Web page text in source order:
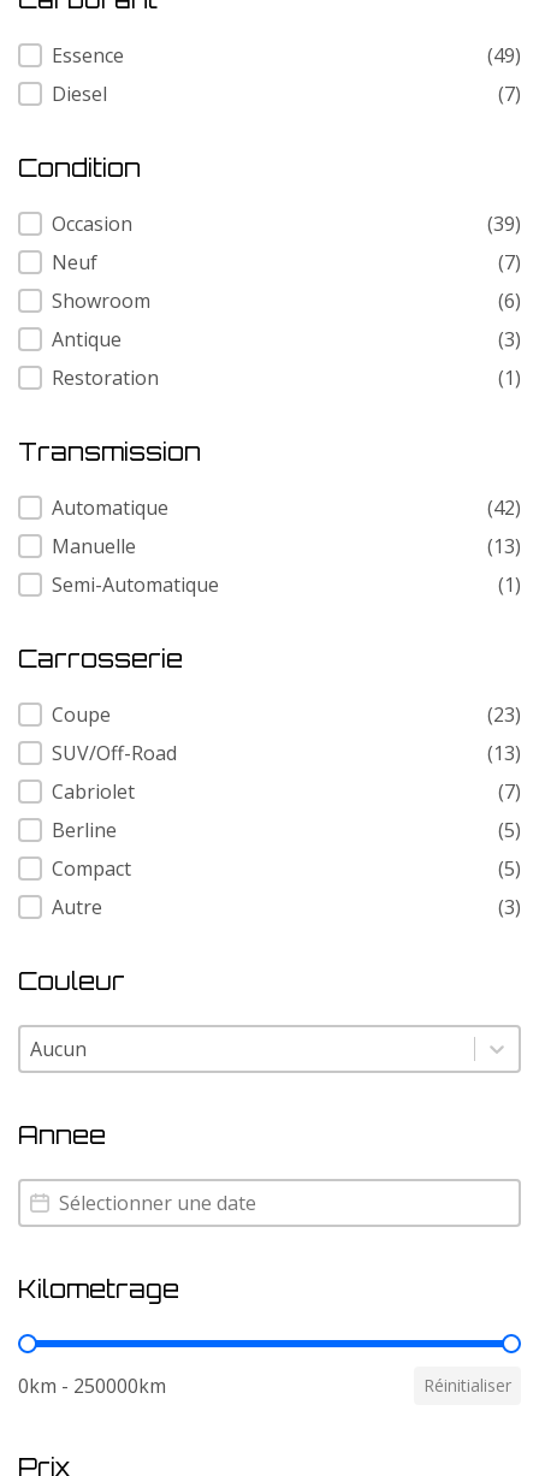
Carburant
Essence
(49)
Diesel
(7)
Condition
Condition
Occasion
(39)
Neuf
(7)
Showroom
(6)
Antique
(3)
Restoration
(1)
Transmission
Transmission
Automatique
(42)
Manuelle
(13)
Semi-Automatique
(1)
Carrosserie
Carrosserie
Coupe
(23)
SUV/Off-Road
(13)
Cabriolet
(7)
Berline
(5)
Compact
(5)
Autre
(3)
Couleur
Couleur
Couleur
Annee
Annee
Annee
Kilometrage
Kilometrage
0km - 250000km Réinitialiser
Prix